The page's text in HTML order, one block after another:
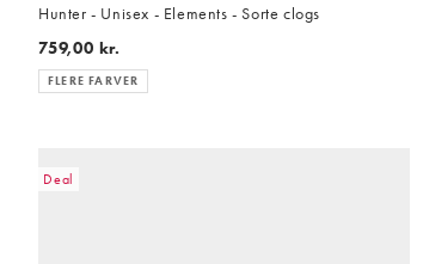
Hunter - Unisex - Elements - Sorte clogs
759,00 kr.
FLERE FARVER
Deal